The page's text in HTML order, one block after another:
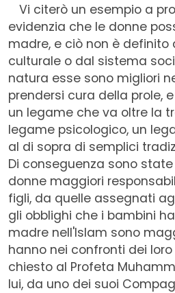
Vi citerò un esempio a
evidenzia che le donne
madre, e ciò non è definito
culturale o dal sistema
natura esse sono migliori
prendersi cura della prole,
un legame che va oltre la
legame psicologico, un
al di sopra di semplici
Di conseguenza sono
donne maggiori
figli, da quelle assegnati
gli obblighi che i bambini
madre nell'Islam sono
hanno nei confronti dei
chiesto al Profeta
lui, da uno dei suoi